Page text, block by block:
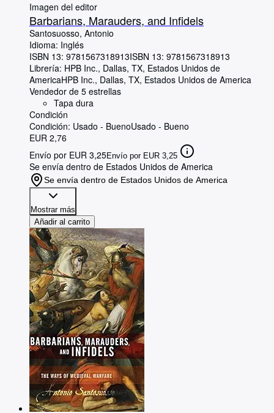
Imagen del editor
Barbarians, Marauders, and Infidels
Santosuosso, Antonio
Idioma: Inglés
ISBN 13: 9781567318913ISBN 13: 9781567318913
Librería: HPB Inc., Dallas, TX, Estados Unidos de
AmericaHPB Inc., Dallas, TX, Estados Unidos de America
Vendedor de 5 estrellas
Tapa dura
Condición
Condición: Usado - BuenoUsado - Bueno
EUR 2,76
Envío por EUR 3,25Envío por EUR 3,25
Se envía dentro de Estados Unidos de America
Se envía dentro de Estados Unidos de America
Mostrar más
Añadir al carrito